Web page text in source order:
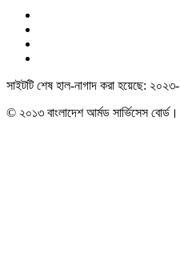
সাইটটি শেষ হাল-নাগাদ করা হয়েছে:
© ২০১৩ বাংলাদেশ আর্মড সার্ভিসেস বোর্ড।